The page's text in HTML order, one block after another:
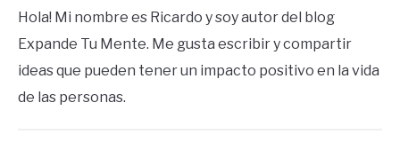
Hola! Mi nombre es Ricardo y soy autor del blog
Expande Tu Mente. Me gusta escribir y compartir
ideas que pueden tener un impacto positivo en la vida
de las personas.